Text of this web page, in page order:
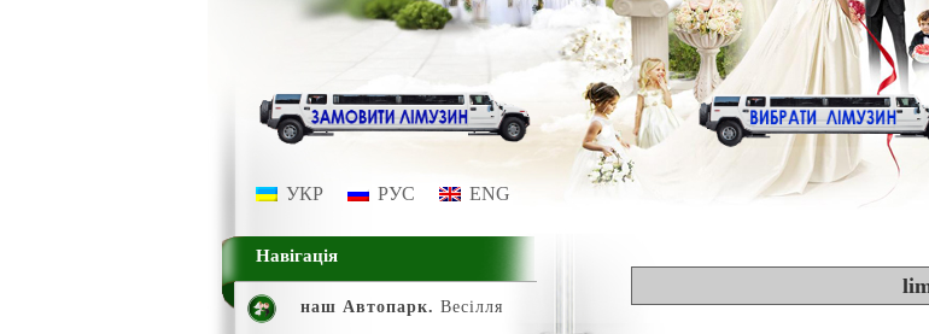
УКР РУС ENG
Навігація
наш Автопарк. Весілля